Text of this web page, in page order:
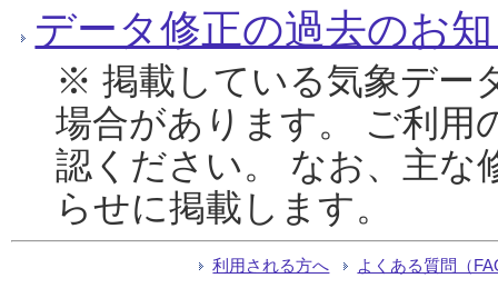
データ修正の過去のお
※ 掲載している気象デー
場合があります。 ご利用
認ください。 なお、主な
らせに掲載します。
利用される方へ よくある質問（